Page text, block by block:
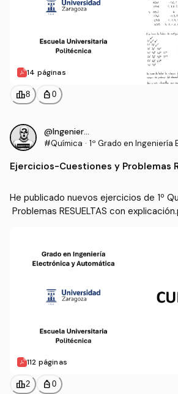
14 páginas
leaderboard8 personal_bag 0
@IngenieroProo
#Química · 1º Grado en Ingeniería
Ejercicios-Cuestiones y Problemas
He publicado nuevos ejercicios de 1º
Problemas RESUELTAS con
112 páginas
leaderboard2 personal_bag 0